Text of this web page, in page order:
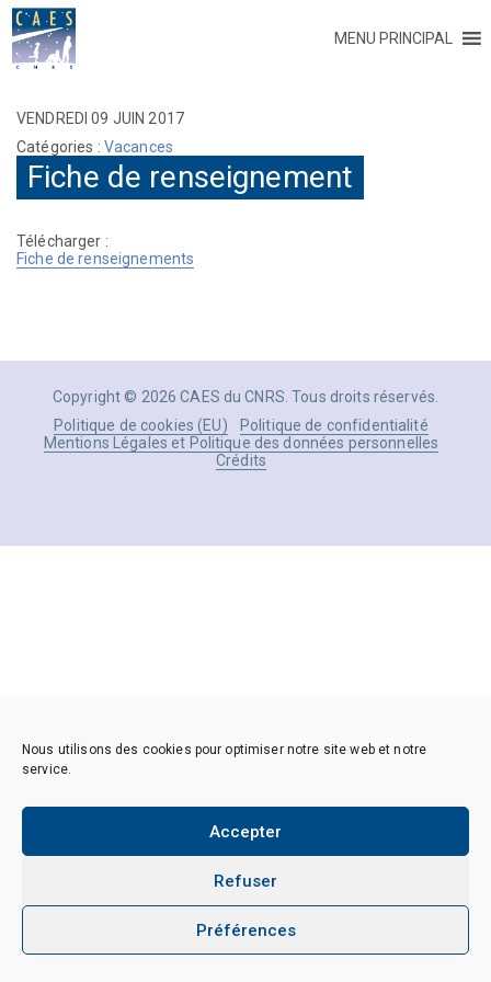
Nous utilisons des cookies pour optimiser notre site web et notre
service.
Accepter
Refuser
Préférences
MENU PRINCIPAL
VENDREDI 09 JUIN 2017
Catégories : Vacances
Fiche de renseignement
Télécharger :
Fiche de renseignements
Copyright © 2026 CAES du CNRS. Tous droits réservés.
Politique de cookies (EU)
Politique de confidentialité
Mentions Légales et Politique des données personnelles
Crédits